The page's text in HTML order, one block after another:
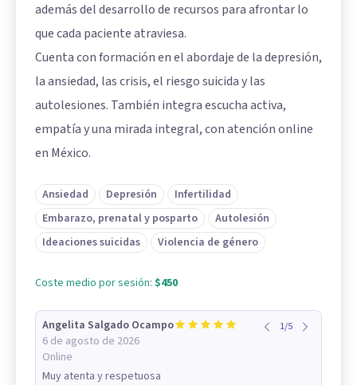
además del desarrollo de recursos para afrontar lo
que cada paciente atraviesa.
Cuenta con formación en el abordaje de la depresión,
la ansiedad, las crisis, el riesgo suicida y las
autolesiones. También integra escucha activa,
empatía y una mirada integral, con atención online
en México.
Ansiedad Depresión
Infertilidad
Embarazo, prenatal y posparto
Autolesión
Ideaciones suicidas
Violencia de género
Coste medio por sesión: $450
Angelita Salgado Ocampo
6 de agosto de 2026
Online
1/5
Muy atenta y respetuosa